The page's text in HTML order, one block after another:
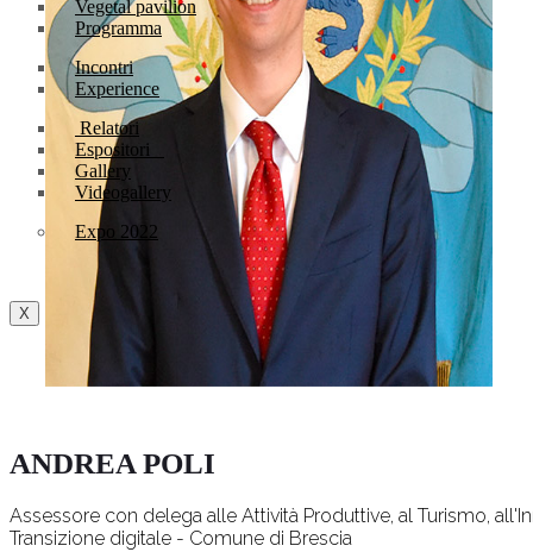
Vegetal pavilion
Programma
Incontri
Experience
Relatori
Espositori
Gallery
Videogallery
Expo 2022
X
ANDREA POLI
Assessore con delega alle Attività Produttive, al Turismo,
Transizione digitale - Comune di Brescia